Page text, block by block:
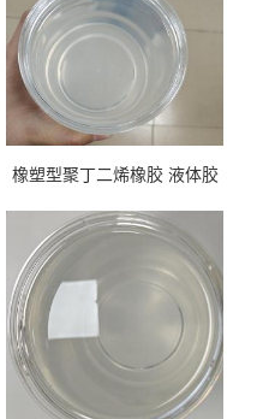
橡塑型聚丁二烯橡胶 液体胶
专用